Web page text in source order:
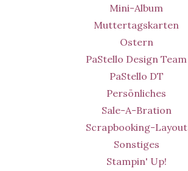
Mini-Album
Muttertagskarten
Ostern
PaStello Design Team
PaStello DT
Persönliches
Sale-A-Bration
Scrapbooking-Layout
Sonstiges
Stampin' Up!